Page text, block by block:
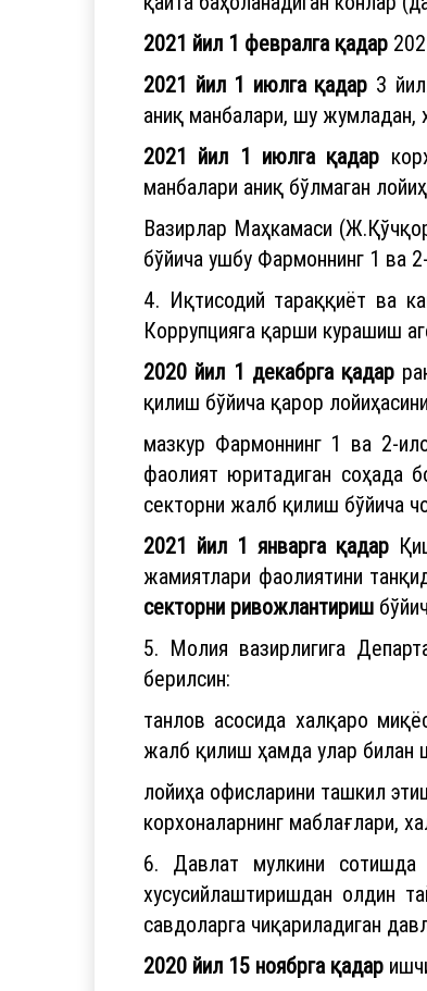
2021 йил 1 февралга қадар
2021 йил 1 июлга қадар 3
аниқ манбалари, шу жумладан,
2021 йил 1 июлга қадар
манбалари аниқ бўлмаган
Вазирлар Маҳкамаси
бўйича ушбу Фармоннинг 1 ва
4. Иқтисодий тараққиёт ва
Коррупцияга қарши курашиш
2020 йил 1 декабрга қадар
қилиш бўйича қарор
мазкур Фармоннинг 1 ва 2-
фаолият юритадиган соҳада
секторни жалб қилиш бўйича
2021 йил 1 январга қадар
жамиятлари фаолиятини
секторни ривожлантириш
5. Молия вазирлигига
берилсин:
танлов асосида халқаро
жалб қилиш ҳамда улар билан
лойиҳа офисларини ташкил
корхоналарнинг маблағлари,
6. Давлат мулкини сотишда
хусусийлаштиришдан олдин
савдоларга чиқариладиган
2020 йил 15 ноябрга қадар